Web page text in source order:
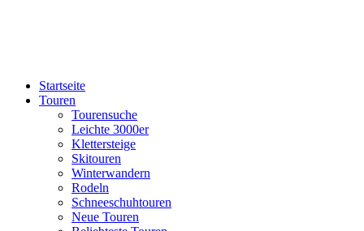
Startseite
Touren
Tourensuche
Leichte 3000er
Klettersteige
Skitouren
Winterwandern
Rodeln
Schneeschuhtouren
Neue Touren